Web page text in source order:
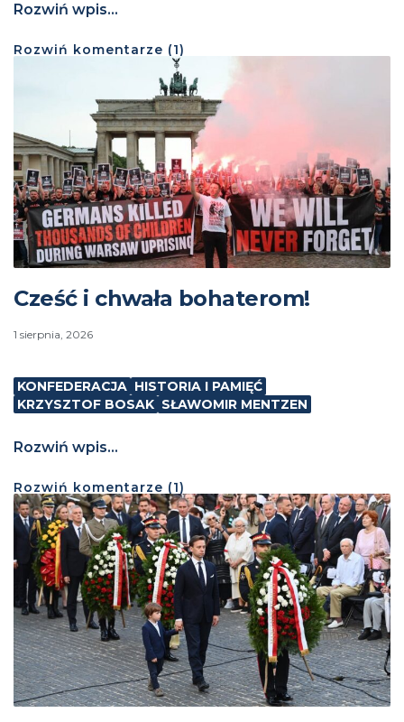
Rozwiń wpis...
Rozwiń komentarze (1)
Cześć i chwała bohaterom!
1 sierpnia, 2026
KONFEDERACJA HISTORIA I PAMIĘĆ
KRZYSZTOF BOSAK SŁAWOMIR MENTZEN
Rozwiń wpis...
Rozwiń komentarze (1)